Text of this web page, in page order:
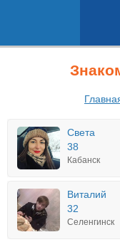
Света
38
Кабанск
Виталий
32
Селенгинск